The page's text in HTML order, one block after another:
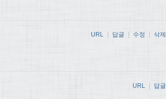
URL 답글 수정 삭제
URL | 답글